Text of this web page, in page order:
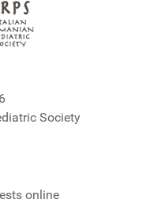
Society
online